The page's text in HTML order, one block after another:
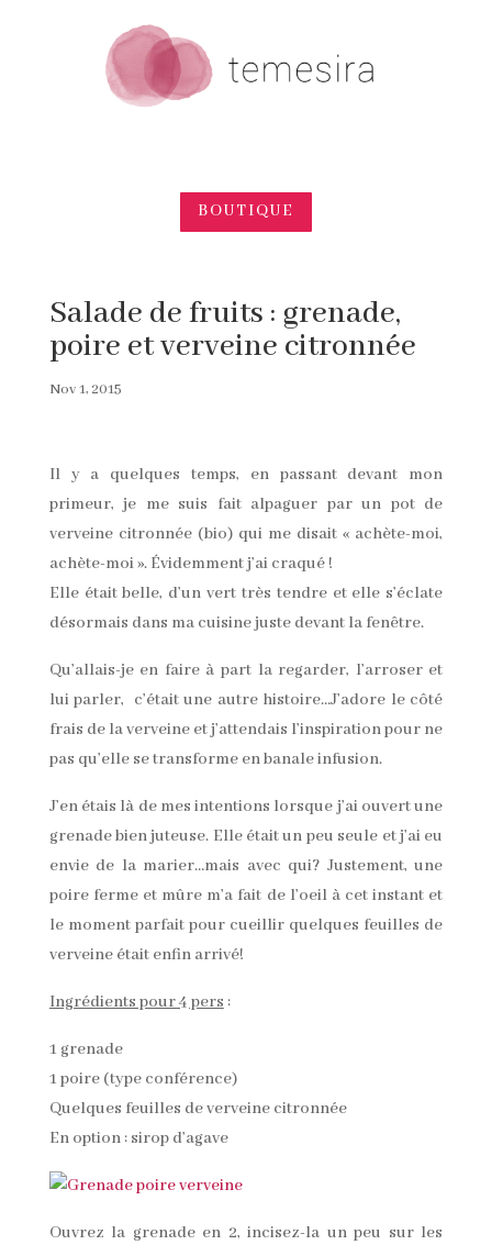
BOUTIQUE
Salade de fruits : grenade,
poire et verveine citronnée
Nov 1, 2015
Il y a quelques temps, en passant devant mon
primeur, je me suis fait alpaguer par un pot de
verveine citronnée (bio) qui me disait « achète-moi,
achète-moi ». Évidemment j’ai craqué !
Elle était belle, d’un vert très tendre et elle s’éclate
désormais dans ma cuisine juste devant la fenêtre.
Qu’allais-je en faire à part la regarder, l’arroser et
lui parler, c’était une autre histoire…J’adore le côté
frais de la verveine et j’attendais l’inspiration pour ne
pas qu’elle se transforme en banale infusion.
J’en étais là de mes intentions lorsque j’ai ouvert une
grenade bien juteuse. Elle était un peu seule et j’ai eu
envie de la marier…mais avec qui? Justement, une
poire ferme et mûre m’a fait de l’oeil à cet instant et
le moment parfait pour cueillir quelques feuilles de
verveine était enfin arrivé!
Ingrédients pour 4 pers :
1 grenade
1 poire (type conférence)
Quelques feuilles de verveine citronnée
En option : sirop d’agave
Ouvrez la grenade en 2, incisez-la un peu sur les